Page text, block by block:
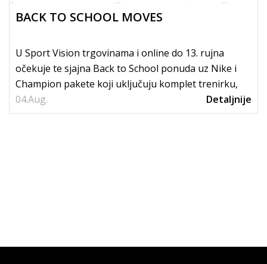
04.Aug.
BACK TO SCHOOL MOVES
U Sport Vision trgovinama i online do 13. rujna
očekuje te sjajna Back to School ponuda uz Nike i
Champion pakete koji uključuju komplet trenirku,
tenisice i...
Detaljnije